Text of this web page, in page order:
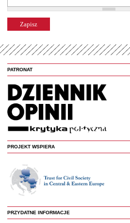
PATRONAT
PROJEKT WSPIERA
PRZYDATNE INFORMACJE